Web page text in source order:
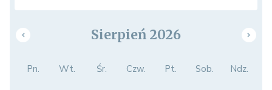
Sierpień 2026
Pn. Wt. Śr. Czw. Pt. Sob. Ndz.